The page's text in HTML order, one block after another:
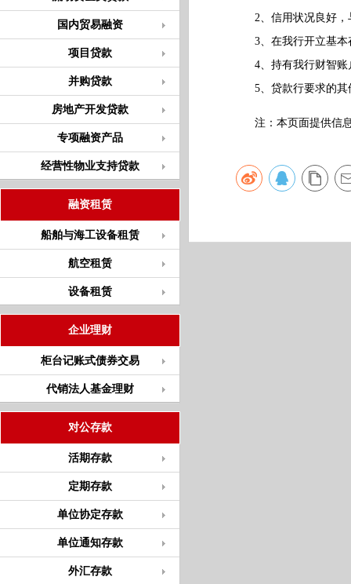
国内贸易融资
项目贷款
并购贷款
房地产开发贷款
专项融资产品
经营性物业支持贷款
融资租赁
船舶与海工设备租赁
航空租赁
设备租赁
企业理财
柜台记账式债券交易
代销法人基金理财
对公存款
活期存款
定期存款
单位协定存款
单位通知存款
外汇存款
2、信用状况良好，与
3、在我行开立基本
4、持有我行财智账
5、贷款行要求的其
注：本页面提供信息